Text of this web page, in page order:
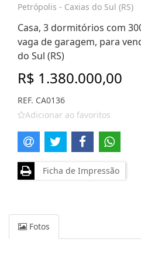
Petrópolis - Caxias do Sul (RS)
Casa, 3 dormitórios com
vaga de garagem, para
do Sul (RS)
R$ 1.380.000,00
REF. CA0136
Adicionar ao favoritos
Ficha de Impressão
Fotos